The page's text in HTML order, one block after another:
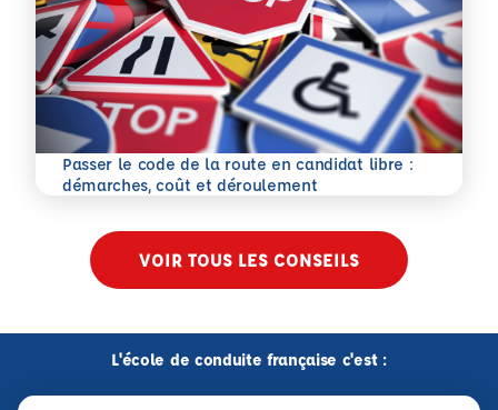
Passer le code de la route en candidat libre :
démarches, coût et déroulement
En savoir plus
VOIR TOUS LES CONSEILS
L'école de conduite française c'est :